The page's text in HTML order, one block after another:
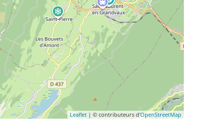
Leaflet | © contributeurs d'OpenStreetMap